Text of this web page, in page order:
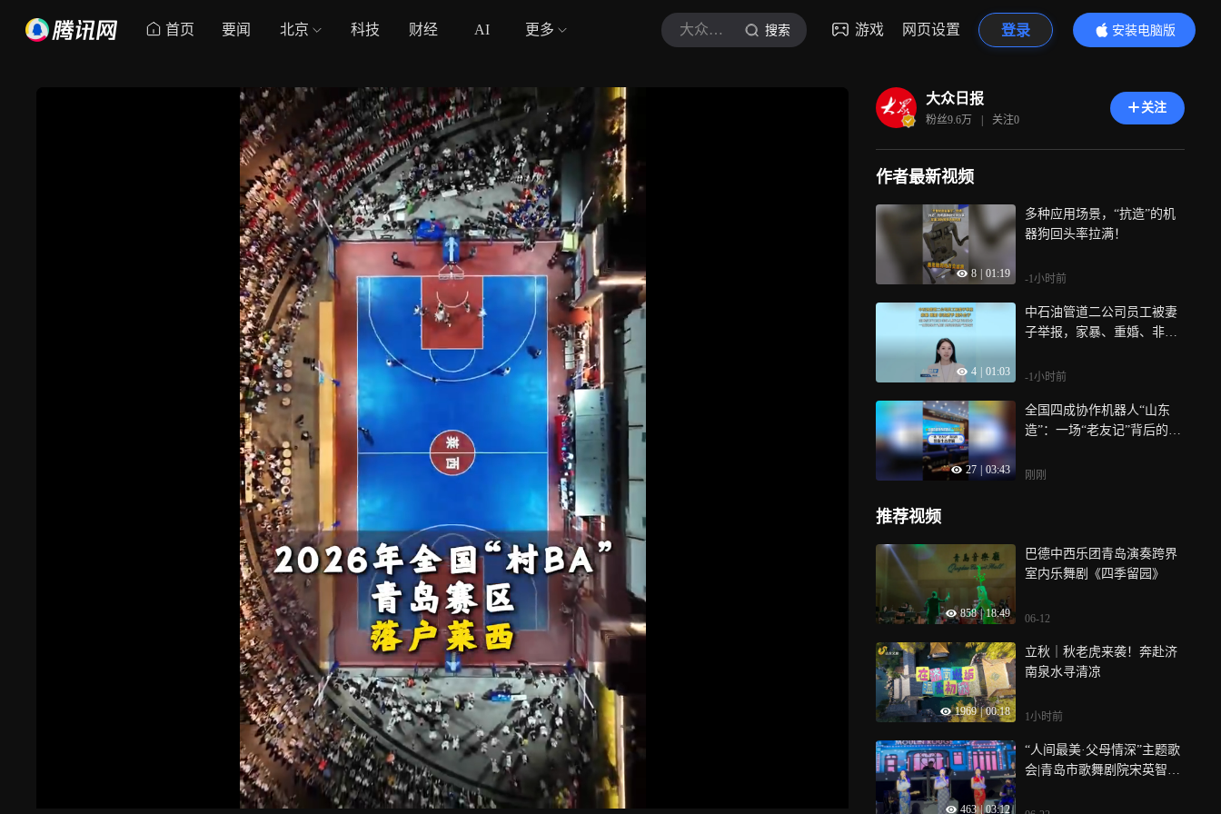
首页 要闻 北京 科技 财经 AI 更多 大众日报 搜索 游戏 网页设置 登录
安装电脑版
内容更精彩
大众日报
粉丝9.6万 | 关注0
关注
作者最新视频
8 01:19
多种应用场景，“抗造”的机
器狗回头率拉满！
-1小时前
4 01:03
中石油管道二公司员工被妻
子举报，家暴、重婚、非法
已立案，当事人称已被记过
违纪违法应严肃追责！
-1小时前
27 03:43
全国四成协作机器人“山东
造”：一场“老友记”背后的智
刚刚
推荐视频
858 | 18:49
巴德中西乐团青岛演奏跨界
室内乐舞剧《四季留园》
06-12
1969 | 00:18
立秋｜秋老虎来袭！奔赴济
南泉水寻清凉
1小时前
463 | 03:12
“人间最美·父母情深”主题歌
会|青岛市歌舞剧院宋英智、
人生路》